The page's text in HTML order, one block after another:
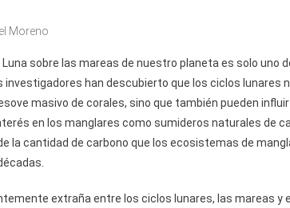
Moreno
sobre las mareas de nuestro planeta es solo
investigadores han descubierto que los ciclos lunares
masivo de corales, sino que también pueden
en los manglares como sumideros naturales de
la cantidad de carbono que los ecosistemas de
extraña entre los ciclos lunares, las mareas